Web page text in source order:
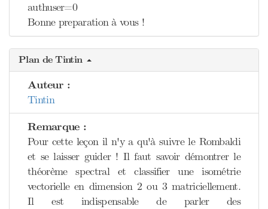
authuser=0
Bonne preparation à vous !
Plan de Tintin
Auteur :
Tintin
Remarque :
Pour cette leçon il n'y a qu'à suivre le Rombaldi
et se laisser guider ! Il faut savoir démontrer le
théorème spectral et classifier une isométrie
vectorielle en dimension 2 ou 3 matriciellement.
Il est indispensable de parler des